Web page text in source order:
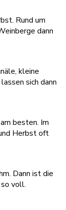
Rund um
dann
kleine
sich dann
besten. Im
Herbst oft
Dann ist die
voll.